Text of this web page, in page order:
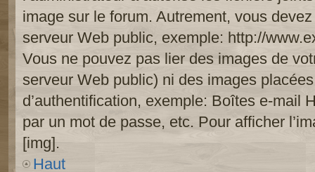
image sur le forum. Autrement, vous
serveur Web public, exemple: http://
Vous ne pouvez pas lier des images de
serveur Web public) ni des images
d’authentification, exemple: Boîtes e-mail
par un mot de passe, etc. Pour afficher
[img].
Haut